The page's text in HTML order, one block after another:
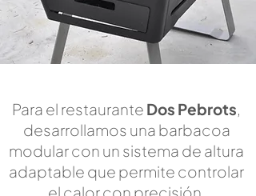
Para el restaurante Dos Pebrots,
desarrollamos una barbacoa
modular con un sistema de altura
adaptable que permite controlar
el calor con precisión.